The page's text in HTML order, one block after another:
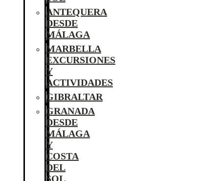
ANTEQUERA
DESDE
MÁLAGA
MARBELLA
EXCURSIONES
Y
ACTIVIDADES
GIBRALTAR
GRANADA
DESDE
MÁLAGA
Y
COSTA
DEL
SOL